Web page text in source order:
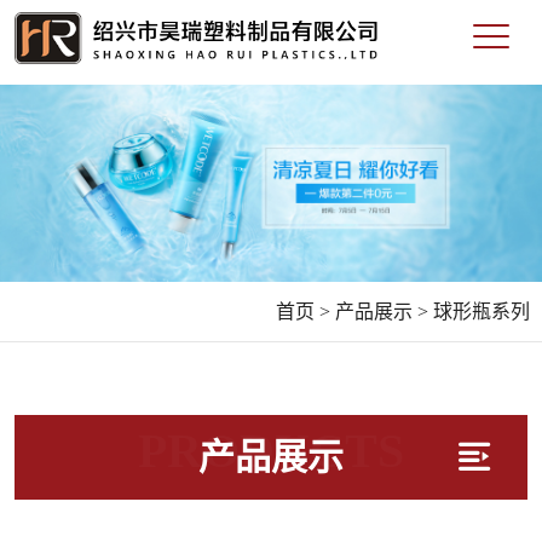
首页 > 产品展示 > 球形瓶系列
产品展示
PRODUCTS